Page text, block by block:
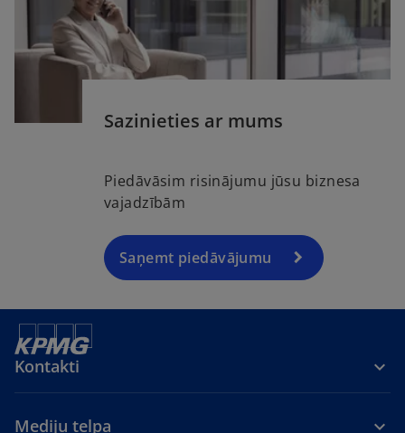
Sazinieties ar mums
Piedāvāsim risinājumu jūsu biznesa
vajadzībām
Saņemt piedāvājumu
Kontakti
Mediju telpa